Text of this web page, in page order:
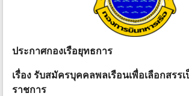
ประกาศกองเรือยุทธการ
เรื่อง รับสมัครบุคคลพลเรือนเพื่อเลือกสรร
ราชการ